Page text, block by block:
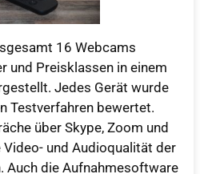
16 Webcams
und Preisklassen in einem
Jedes Gerät wurde
Testverfahren bewertet.
über Skype, Zoom und
und Audioqualität der
Auch die Aufnahmesoftware